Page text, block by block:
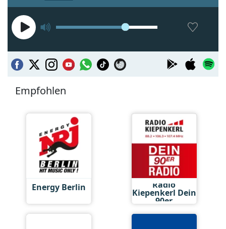
Empfohlen
Energy Berlin Radio
Kiepenkerl Dein
90er